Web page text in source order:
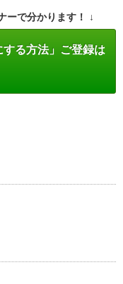
ーで分かります！ ↓
る方法」ご登録は